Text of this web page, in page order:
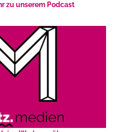
zu unserem Podcast